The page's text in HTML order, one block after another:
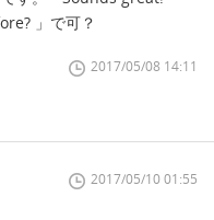
」で可？
2017/05/08 14:11
2017/05/10 01:55